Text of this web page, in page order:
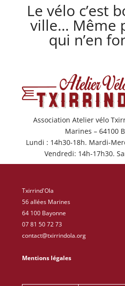
Le vélo c’est
ville… Même
qui n’en
Association Atelier vélo
Marines – 64100
Lundi : 14h30-18h. Mardi-
Vendredi: 14h-17h30.
Txirrind'Ola
56 allées Marines
64 100 Bayonne
07 81 50 72 73
contact@txirrindola.org
Mentions légales